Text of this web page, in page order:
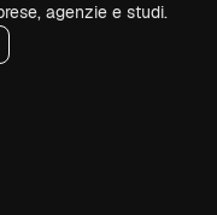
agenzie e studi.